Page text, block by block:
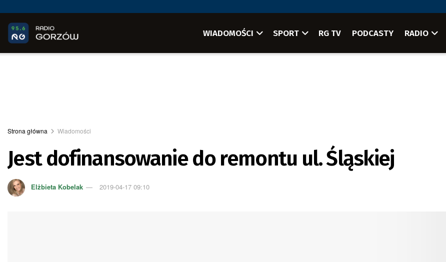
WIADOMOŚCI SPORT RG TV PODCASTY RADIO
Strona główna Wiadomości
Jest dofinansowanie do remontu ul. Śląskiej
Elżbieta Kobelak 2019-04-17 09:10